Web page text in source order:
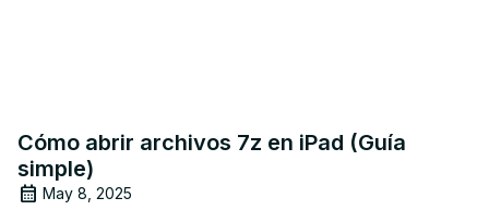
Cómo abrir archivos 7z en iPad (Guía
simple)
May 8, 2025